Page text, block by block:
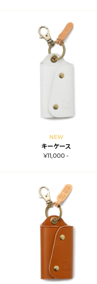
NEW
キーケース
¥11,000 -